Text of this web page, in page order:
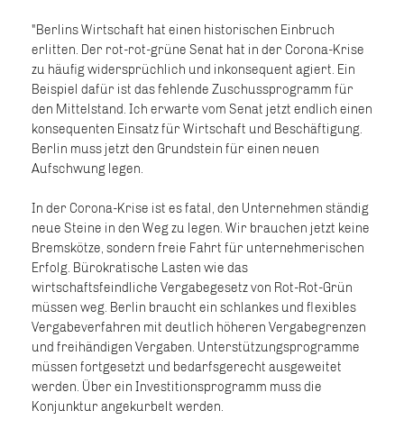
"Berlins Wirtschaft hat einen historischen Einbruch
erlitten. Der rot-rot-grüne Senat hat in der Corona-Krise
zu häufig widersprüchlich und inkonsequent agiert. Ein
Beispiel dafür ist das fehlende Zuschussprogramm für
den Mittelstand. Ich erwarte vom Senat jetzt endlich einen
konsequenten Einsatz für Wirtschaft und Beschäftigung.
Berlin muss jetzt den Grundstein für einen neuen
Aufschwung legen.
In der Corona-Krise ist es fatal, den Unternehmen ständig
neue Steine in den Weg zu legen. Wir brauchen jetzt keine
Bremskötze, sondern freie Fahrt für unternehmerischen
Erfolg. Bürokratische Lasten wie das
wirtschaftsfeindliche Vergabegesetz von Rot-Rot-Grün
müssen weg. Berlin braucht ein schlankes und flexibles
Vergabeverfahren mit deutlich höheren Vergabegrenzen
und freihändigen Vergaben. Unterstützungsprogramme
müssen fortgesetzt und bedarfsgerecht ausgeweitet
werden. Über ein Investitionsprogramm muss die
Konjunktur angekurbelt werden.